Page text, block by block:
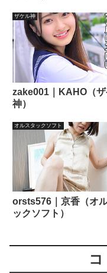
ザケル神
zake001｜KAHO（
神）
オルスタックソフト
orsts576｜京香（オ
ックソフト）